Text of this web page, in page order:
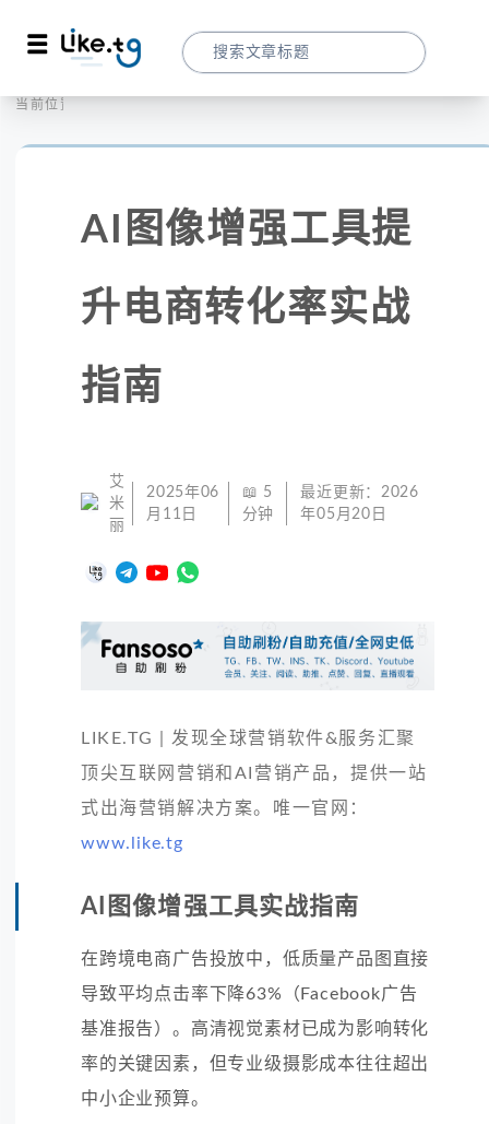
当前位置：
AI图像增强工具提
升电商转化率实战
指南
艾
米
丽
2025年06
月11日
📖 5
分钟
最近更新： 2026
年05月20日
LIKE.TG | 发现全球营销软件&服务汇聚
顶尖互联网营销和AI营销产品，提供一站
式出海营销解决方案。唯一官网：
www.like.tg
AI图像增强工具实战指南
在跨境电商广告投放中，低质量产品图直接
导致平均点击率下降63%（Facebook广告
基准报告）。高清视觉素材已成为影响转化
率的关键因素，但专业级摄影成本往往超出
中小企业预算。